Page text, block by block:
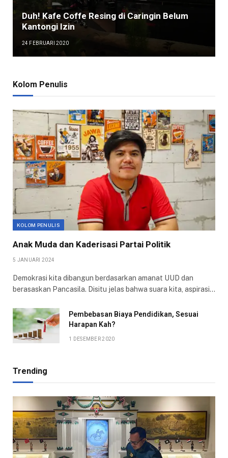
Duh! Kafe Coffe Resing di Caringin Belum
Kantongi Izin
24 FEBRUARI 2020
Kolom Penulis
KOLOM PENULIS
Anak Muda dan Kaderisasi Partai Politik
5 JANUARI 2024
Demokrasi kita dibangun berdasarkan amanat UUD dan
berasaskan Pancasila. Disitu jelas bahwa suara kita, aspirasi…
Pembebasan Biaya Pendidikan, Sesuai
Harapan Kah?
1 DESEMBER 2020
Trending